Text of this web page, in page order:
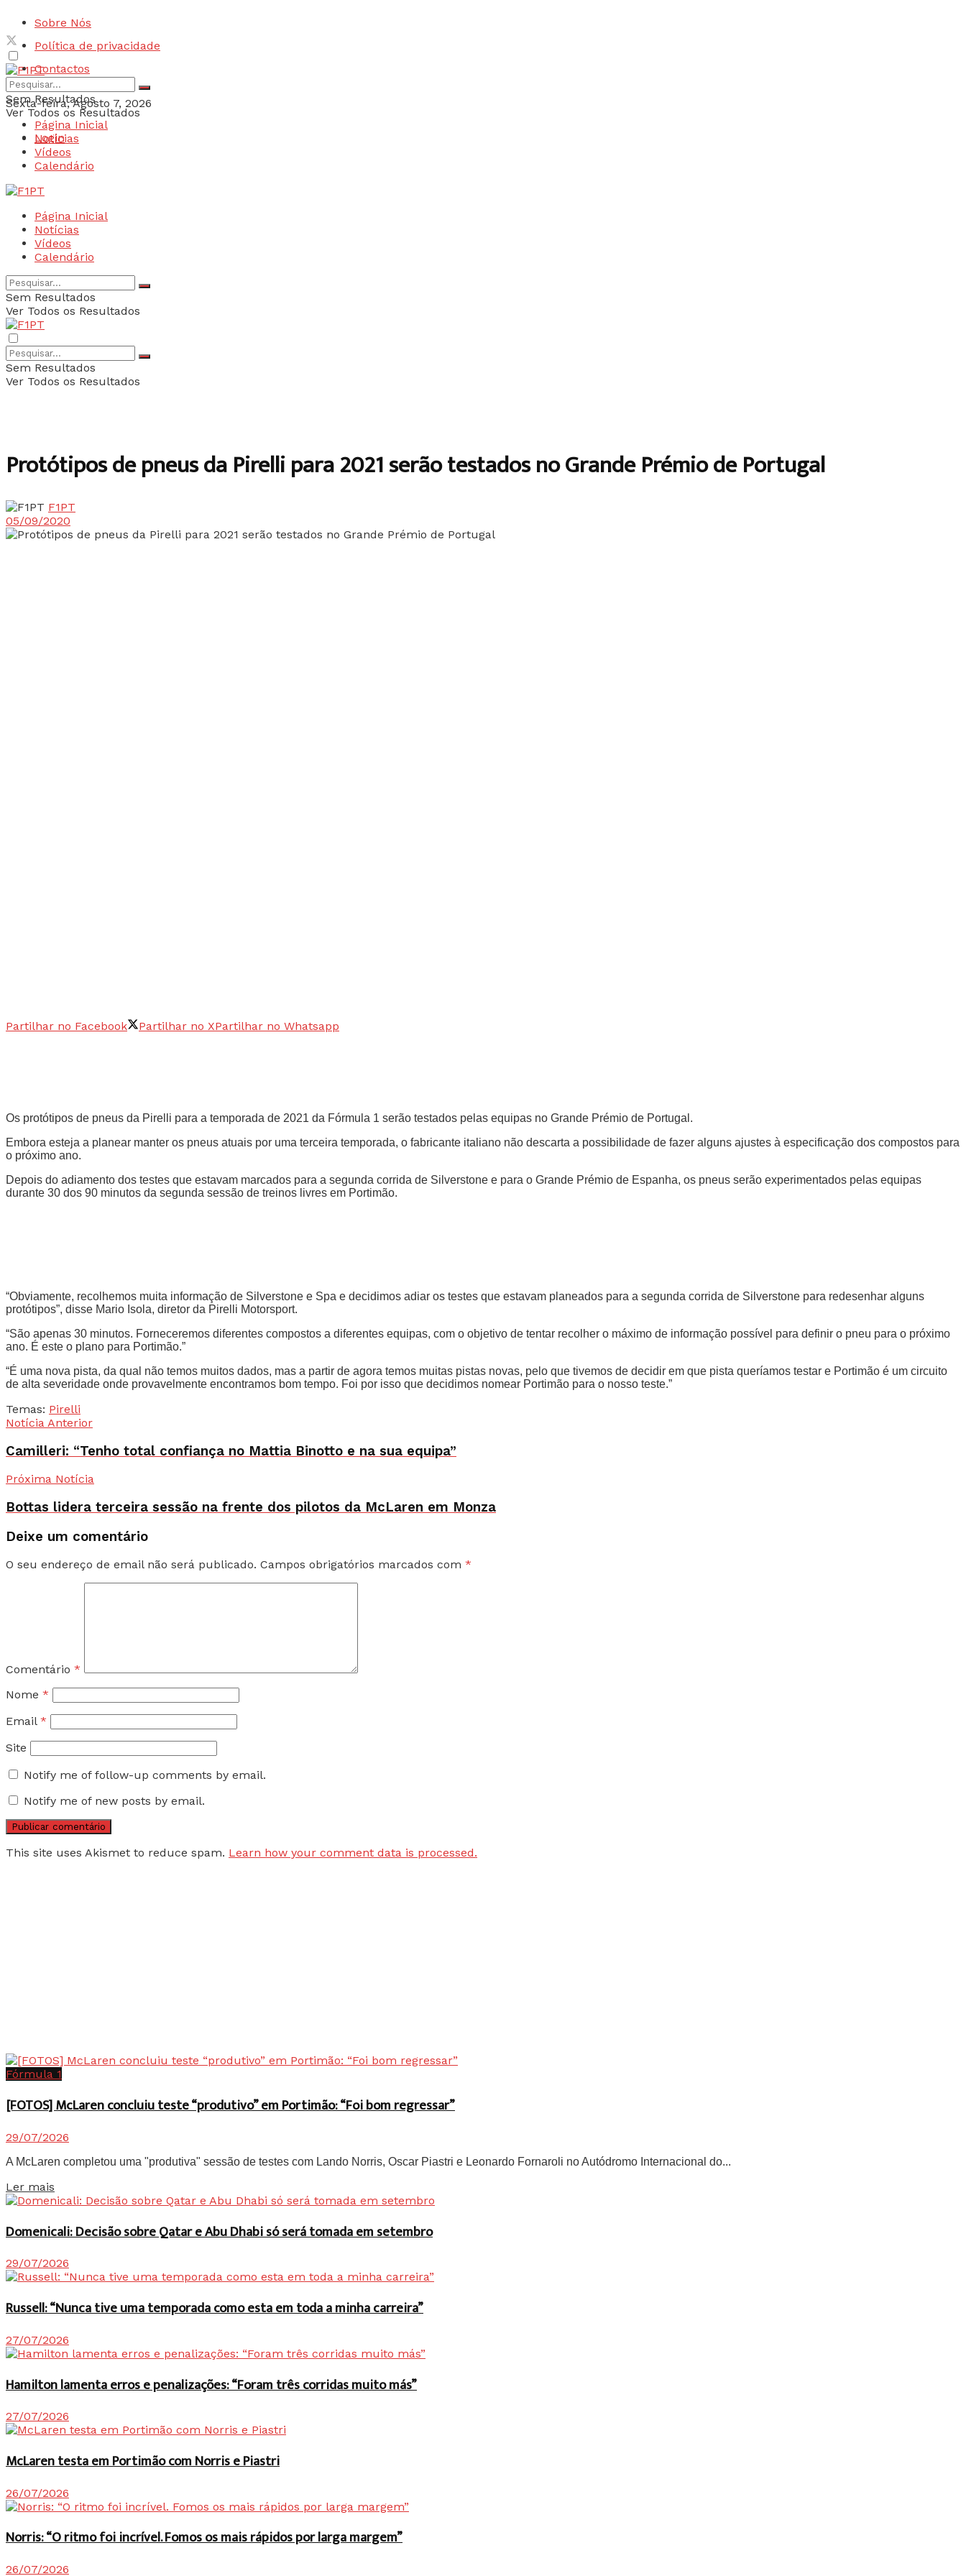
Sobre Nós
Política de privacidade
Contactos
Sexta-feira, Agosto 7, 2026
Login
Sem Resultados
Ver Todos os Resultados
Página Inicial
Notícias
Vídeos
Calendário
Página Inicial
Notícias
Vídeos
Calendário
Sem Resultados
Ver Todos os Resultados
Sem Resultados
Ver Todos os Resultados
Protótipos de pneus da Pirelli para 2021 serão testados no Grande Prémio de Portugal
F1PT
05/09/2020
Partilhar no Facebook Partilhar no XPartilhar no Whatsapp
Os protótipos de pneus da Pirelli para a temporada de 2021 da Fórmula 1 serão testados pelas equipas no Grande Prémio de Portugal.
Embora esteja a planear manter os pneus atuais por uma terceira temporada, o fabricante italiano não descarta a possibilidade de fazer alguns ajustes à especificação dos compostos para
o próximo ano.
Depois do adiamento dos testes que estavam marcados para a segunda corrida de Silverstone e para o Grande Prémio de Espanha, os pneus serão experimentados pelas equipas
durante 30 dos 90 minutos da segunda sessão de treinos livres em Portimão.
“Obviamente, recolhemos muita informação de Silverstone e Spa e decidimos adiar os testes que estavam planeados para a segunda corrida de Silverstone para redesenhar alguns
protótipos”, disse Mario Isola, diretor da Pirelli Motorsport.
“São apenas 30 minutos. Forneceremos diferentes compostos a diferentes equipas, com o objetivo de tentar recolher o máximo de informação possível para definir o pneu para o próximo
ano. É este o plano para Portimão.”
“É uma nova pista, da qual não temos muitos dados, mas a partir de agora temos muitas pistas novas, pelo que tivemos de decidir em que pista queríamos testar e Portimão é um circuito
de alta severidade onde provavelmente encontramos bom tempo. Foi por isso que decidimos nomear Portimão para o nosso teste.”
Temas: Pirelli
Notícia Anterior
Camilleri: “Tenho total confiança no Mattia Binotto e na sua equipa”
Próxima Notícia
Bottas lidera terceira sessão na frente dos pilotos da McLaren em Monza
Deixe um comentário
O seu endereço de email não será publicado. Campos obrigatórios marcados com *
Comentário *
Nome *
Email *
Site
Notify me of follow-up comments by email.
Notify me of new posts by email.
This site uses Akismet to reduce spam. Learn how your comment data is processed.
Fórmula 1
[FOTOS] McLaren concluiu teste “produtivo” em Portimão: “Foi bom regressar”
29/07/2026
A McLaren completou uma "produtiva" sessão de testes com Lando Norris, Oscar Piastri e Leonardo Fornaroli no Autódromo Internacional do...
Ler mais
Domenicali: Decisão sobre Qatar e Abu Dhabi só será tomada em setembro
29/07/2026
Russell: “Nunca tive uma temporada como esta em toda a minha carreira”
27/07/2026
Hamilton lamenta erros e penalizações: “Foram três corridas muito más”
27/07/2026
McLaren testa em Portimão com Norris e Piastri
26/07/2026
Norris: “O ritmo foi incrível. Fomos os mais rápidos por larga margem”
26/07/2026